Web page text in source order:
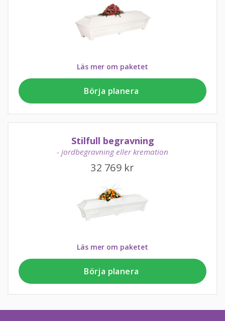
Läs mer om paketet
Börja planera
Stilfull begravning
- jordbegravning eller kremation
32 769 kr
Läs mer om paketet
Börja planera